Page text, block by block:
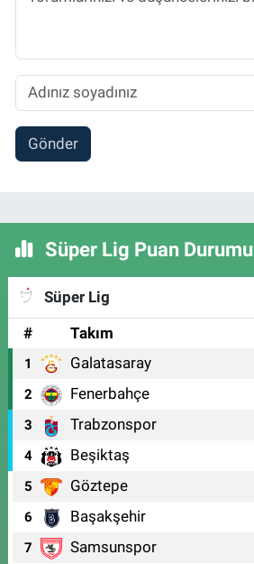
Gönder
Süper Lig Puan Durumu
Süper Lig
#
Takım
1 Galatasaray
2 Fenerbahçe
3 Trabzonspor
4 Beşiktaş
5 Göztepe
6 Başakşehir
7 Samsunspor